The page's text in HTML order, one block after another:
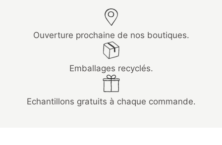
Ouverture prochaine de nos boutiques.
Emballages recyclés.
Echantillons gratuits à chaque commande.